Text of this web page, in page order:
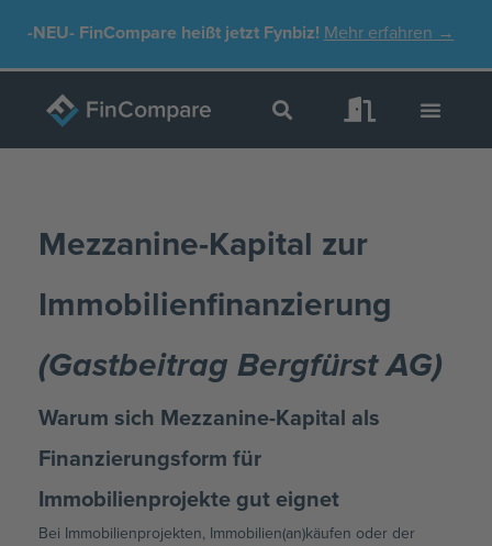
-NEU-FinCompare heißt jetzt Fynbiz! Mehr erfahren →
Mezzanine-Kapital zur
Immobilienfinanzierung
(Gastbeitrag Bergfürst AG)
Warum sich Mezzanine-Kapital als
Finanzierungsform für
Immobilienprojekte gut eignet
Bei Immobilienprojekten, Immobilien(an)käufen oder der